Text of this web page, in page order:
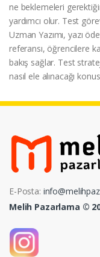
ne beklemeleri
yardımcı olur. Test
Uzman Yazımı, yazı
referansı, öğrencilere
bakış sağlar. Test
nasıl ele alınacağı
E-Posta:
Melih Pazarlama ©